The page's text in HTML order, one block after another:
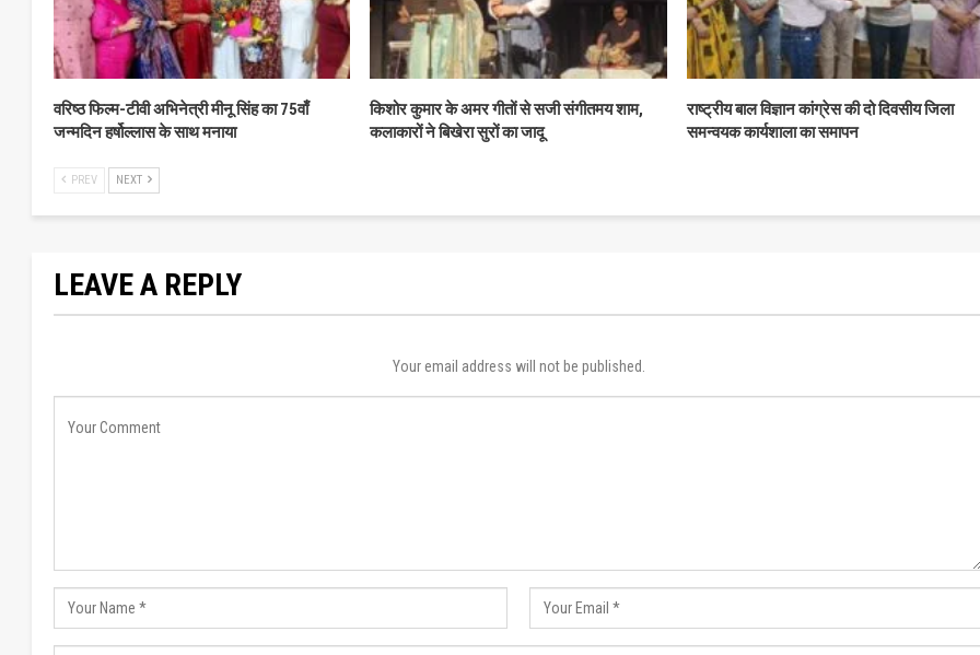
वरिष्ठ फिल्म-टीवी अभिनेत्री मीनू सिंह का 75वाँ
जन्मदिन हर्षोल्लास के साथ मनाया
किशोर कुमार के अमर गीतों से सजी संगीतमय शाम,
कलाकारों ने बिखेरा सुरों का जादू
राष्ट्रीय बाल विज्ञान कांग्रेस की दो दिवसीय जिला
समन्वयक कार्यशाला का समापन
PREV NEXT
LEAVE A REPLY
Your email address will not be published.